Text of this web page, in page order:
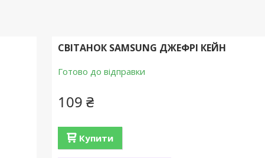
СВІТАНОК SAMSUNG ДЖЕФРІ КЕЙН
Готово до відправки
109 ₴
Купити